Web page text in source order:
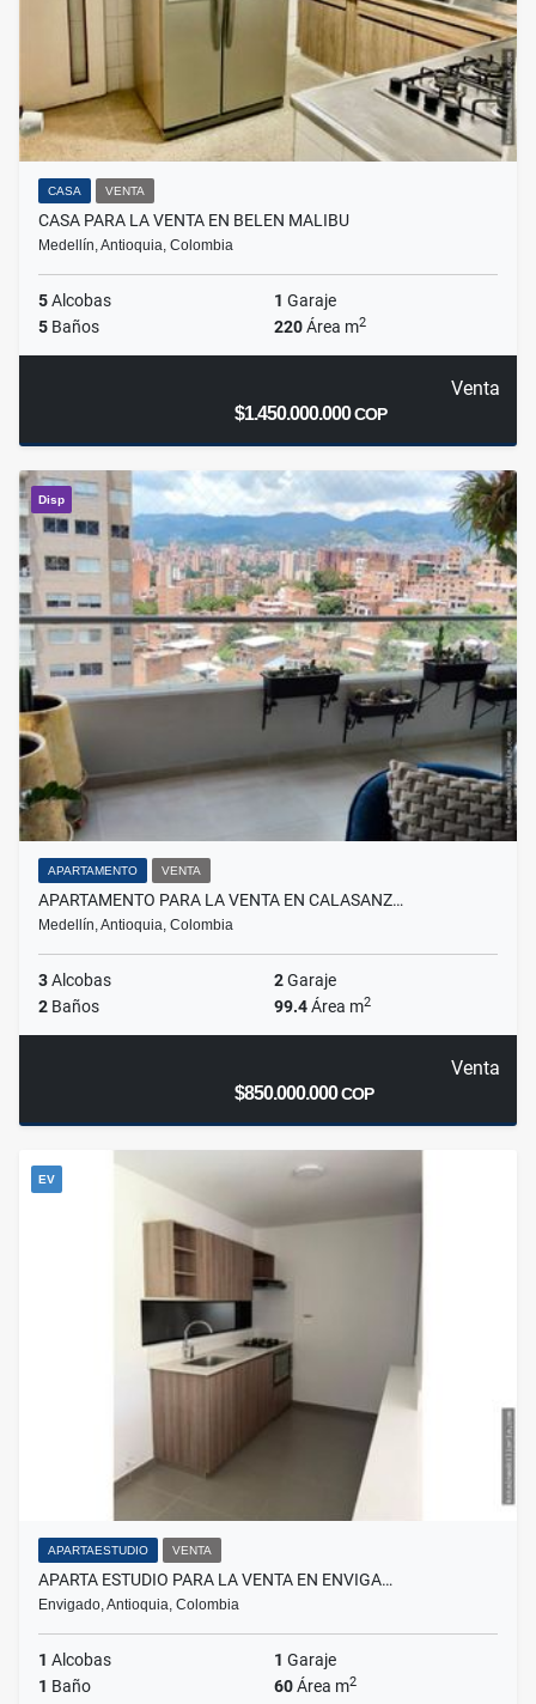
CASA VENTA
CASA PARA LA VENTA EN BELEN MALIBU
Medellín, Antioquia, Colombia
5Alcobas 1 Garaje
5 Baños 220Área m2
Venta
$1.450.000.000COP
Disp
APARTAMENTO VENTA
APARTAMENTO PARA LA VENTA EN CALASANZ…
Medellín, Antioquia, Colombia
3Alcobas 2Garaje
2 Baños 99.4Área m2
Venta
$850.000.000COP
EV
APARTAESTUDIO VENTA
APARTA ESTUDIO PARA LA VENTA EN ENVIGA…
Envigado, Antioquia, Colombia
1 Alcobas 1 Garaje
1 Baño 60Área m2